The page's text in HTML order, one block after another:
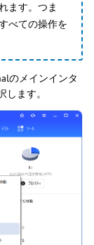
ます。つま
べての操作を
のメインインタ
ます。